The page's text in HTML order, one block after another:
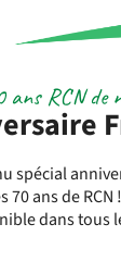
ans RCN
spécial
70 ans de
dans tous